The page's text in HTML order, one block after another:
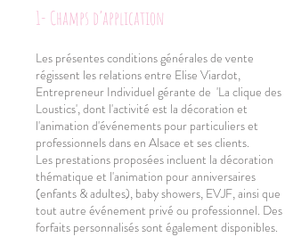
1- Champs d’application
Les présentes conditions générales de vente
régissent les relations entre Elise Viardot,
Entrepreneur Individuel gérante de 'La clique des
Loustics', dont l'activité est la décoration et
l'animation d'événements pour particuliers et
professionnels dans en Alsace et ses clients.
Les prestations proposées incluent la décoration
thématique et l'animation pour anniversaires
(enfants & adultes), baby showers, EVJF, ainsi que
tout autre événement privé ou professionnel. Des
forfaits personnalisés sont également disponibles.